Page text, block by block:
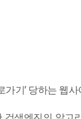
기’ 당하는 웹